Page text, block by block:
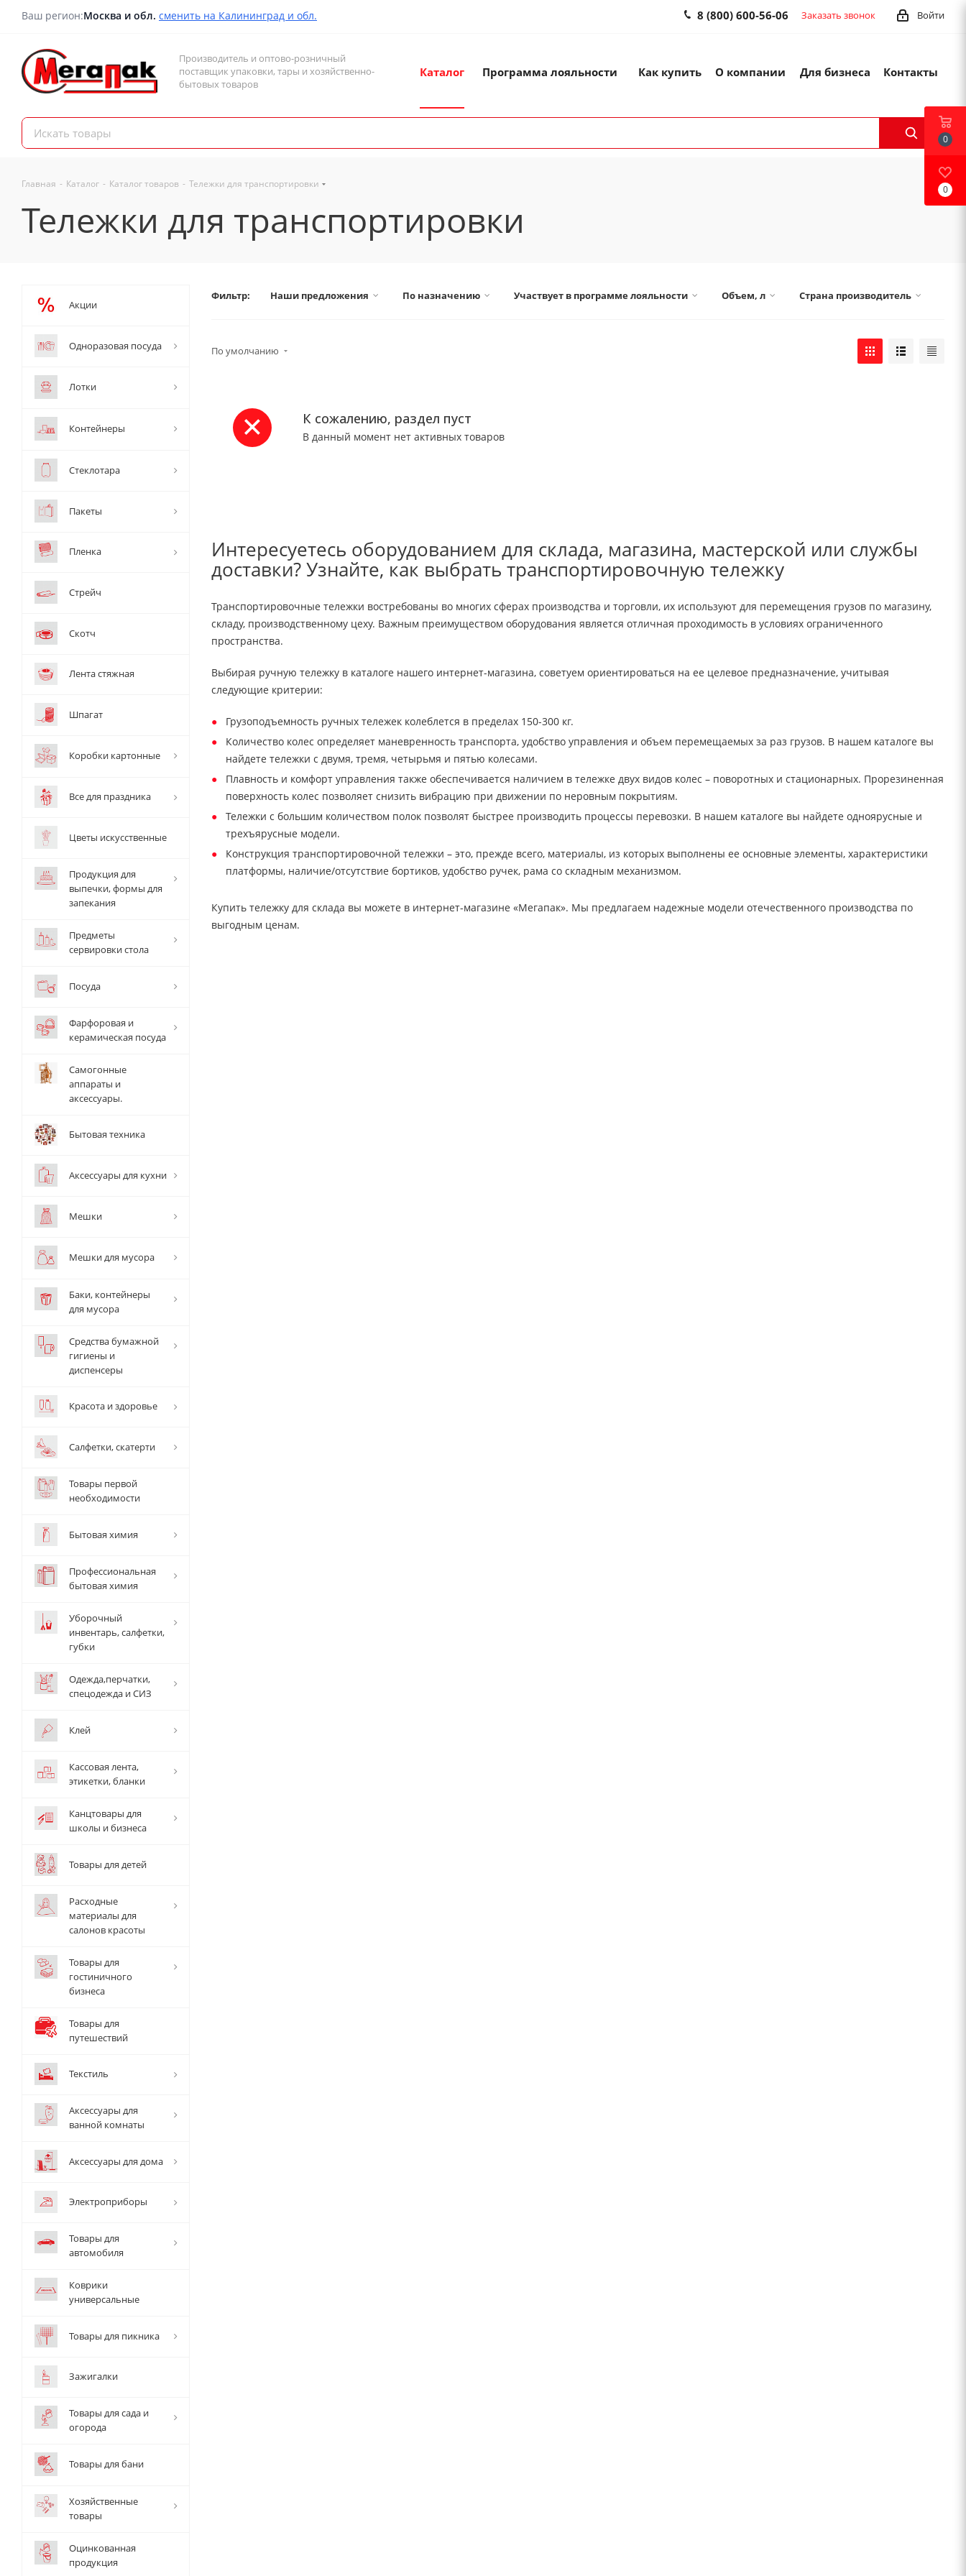
Ваш регион:Москва и обл. сменить на Калининград и обл. Войти
8 (800) 600-56-06 Заказать звонок
Производитель и оптово-розничный
поставщик упаковки, тары и хозяйственно-
бытовых товаров
Каталог Программа лояльности Как купить О компании Для бизнеса Контакты
Главная - Каталог - Каталог товаров - Тележки для транспортировки
Тележки для транспортировки
Фильтр: Наши предложения По назначению Участвует в программе лояльности Объем, л Страна производитель
По умолчанию
К сожалению, раздел пуст
В данный момент нет активных товаров
Интересуетесь оборудованием для склада, магазина, мастерской или службы
доставки? Узнайте, как выбрать транспортировочную тележку
Транспортировочные тележки востребованы во многих сферах производства и торговли, их используют для перемещения грузов по магазину,
складу, производственному цеху. Важным преимуществом оборудования является отличная проходимость в условиях ограниченного
пространства.
Выбирая ручную тележку в каталоге нашего интернет-магазина, советуем ориентироваться на ее целевое предназначение, учитывая
следующие критерии:
Грузоподъемность ручных тележек колеблется в пределах 150-300 кг.
Количество колес определяет маневренность транспорта, удобство управления и объем перемещаемых за раз грузов. В нашем каталоге вы
найдете тележки с двумя, тремя, четырьмя и пятью колесами.
Плавность и комфорт управления также обеспечивается наличием в тележке двух видов колес – поворотных и стационарных. Прорезиненная
поверхность колес позволяет снизить вибрацию при движении по неровным покрытиям.
Тележки с большим количеством полок позволят быстрее производить процессы перевозки. В нашем каталоге вы найдете одноярусные и
трехъярусные модели.
Конструкция транспортировочной тележки – это, прежде всего, материалы, из которых выполнены ее основные элементы, характеристики
платформы, наличие/отсутствие бортиков, удобство ручек, рама со складным механизмом.
Купить тележку для склада вы можете в интернет-магазине «Мегапак». Мы предлагаем надежные модели отечественного производства по
выгодным ценам.
Акции
Одноразовая посуда
Лотки
Контейнеры
Стеклотара
Пакеты
Пленка
Стрейч
Скотч
Лента стяжная
Шпагат
Коробки картонные
Все для праздника
Цветы искусственные
Продукция для
выпечки, формы для
запекания
Предметы
сервировки стола
Посуда
Фарфоровая и
керамическая посуда
Самогонные
аппараты и
аксессуары.
Бытовая техника
Аксессуары для кухни
Мешки
Мешки для мусора
Баки, контейнеры
для мусора
Средства бумажной
гигиены и
диспенсеры
Красота и здоровье
Салфетки, скатерти
Товары первой
необходимости
Бытовая химия
Профессиональная
бытовая химия
Уборочный
инвентарь, салфетки,
губки
Одежда,перчатки,
спецодежда и СИЗ
Клей
Кассовая лента,
этикетки, бланки
Канцтовары для
школы и бизнеса
Товары для детей
Расходные
материалы для
салонов красоты
Товары для
гостиничного
бизнеса
Товары для
путешествий
Текстиль
Аксессуары для
ванной комнаты
Аксессуары для дома
Электроприборы
Товары для
автомобиля
Коврики
универсальные
Товары для пикника
Зажигалки
Товары для сада и
огорода
Товары для бани
Хозяйственные
товары
Оцинкованная
продукция
0
0